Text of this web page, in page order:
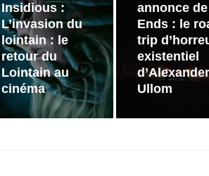
Insidious :
L’invasion du
lointain : le
retour du
Lointain au
cinéma
annonce
Ends : le
trip
existentiel
d’Alexander
Ullom